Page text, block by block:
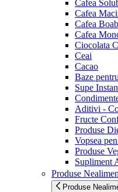
Cafea
Cafea
Cafea
Cafea
Ciocolata
Ceai
Cacao
Baze
Supe
Aditivi -
Fructe
Produse
Vopsea
Produse
Supliment
Produse
Produse